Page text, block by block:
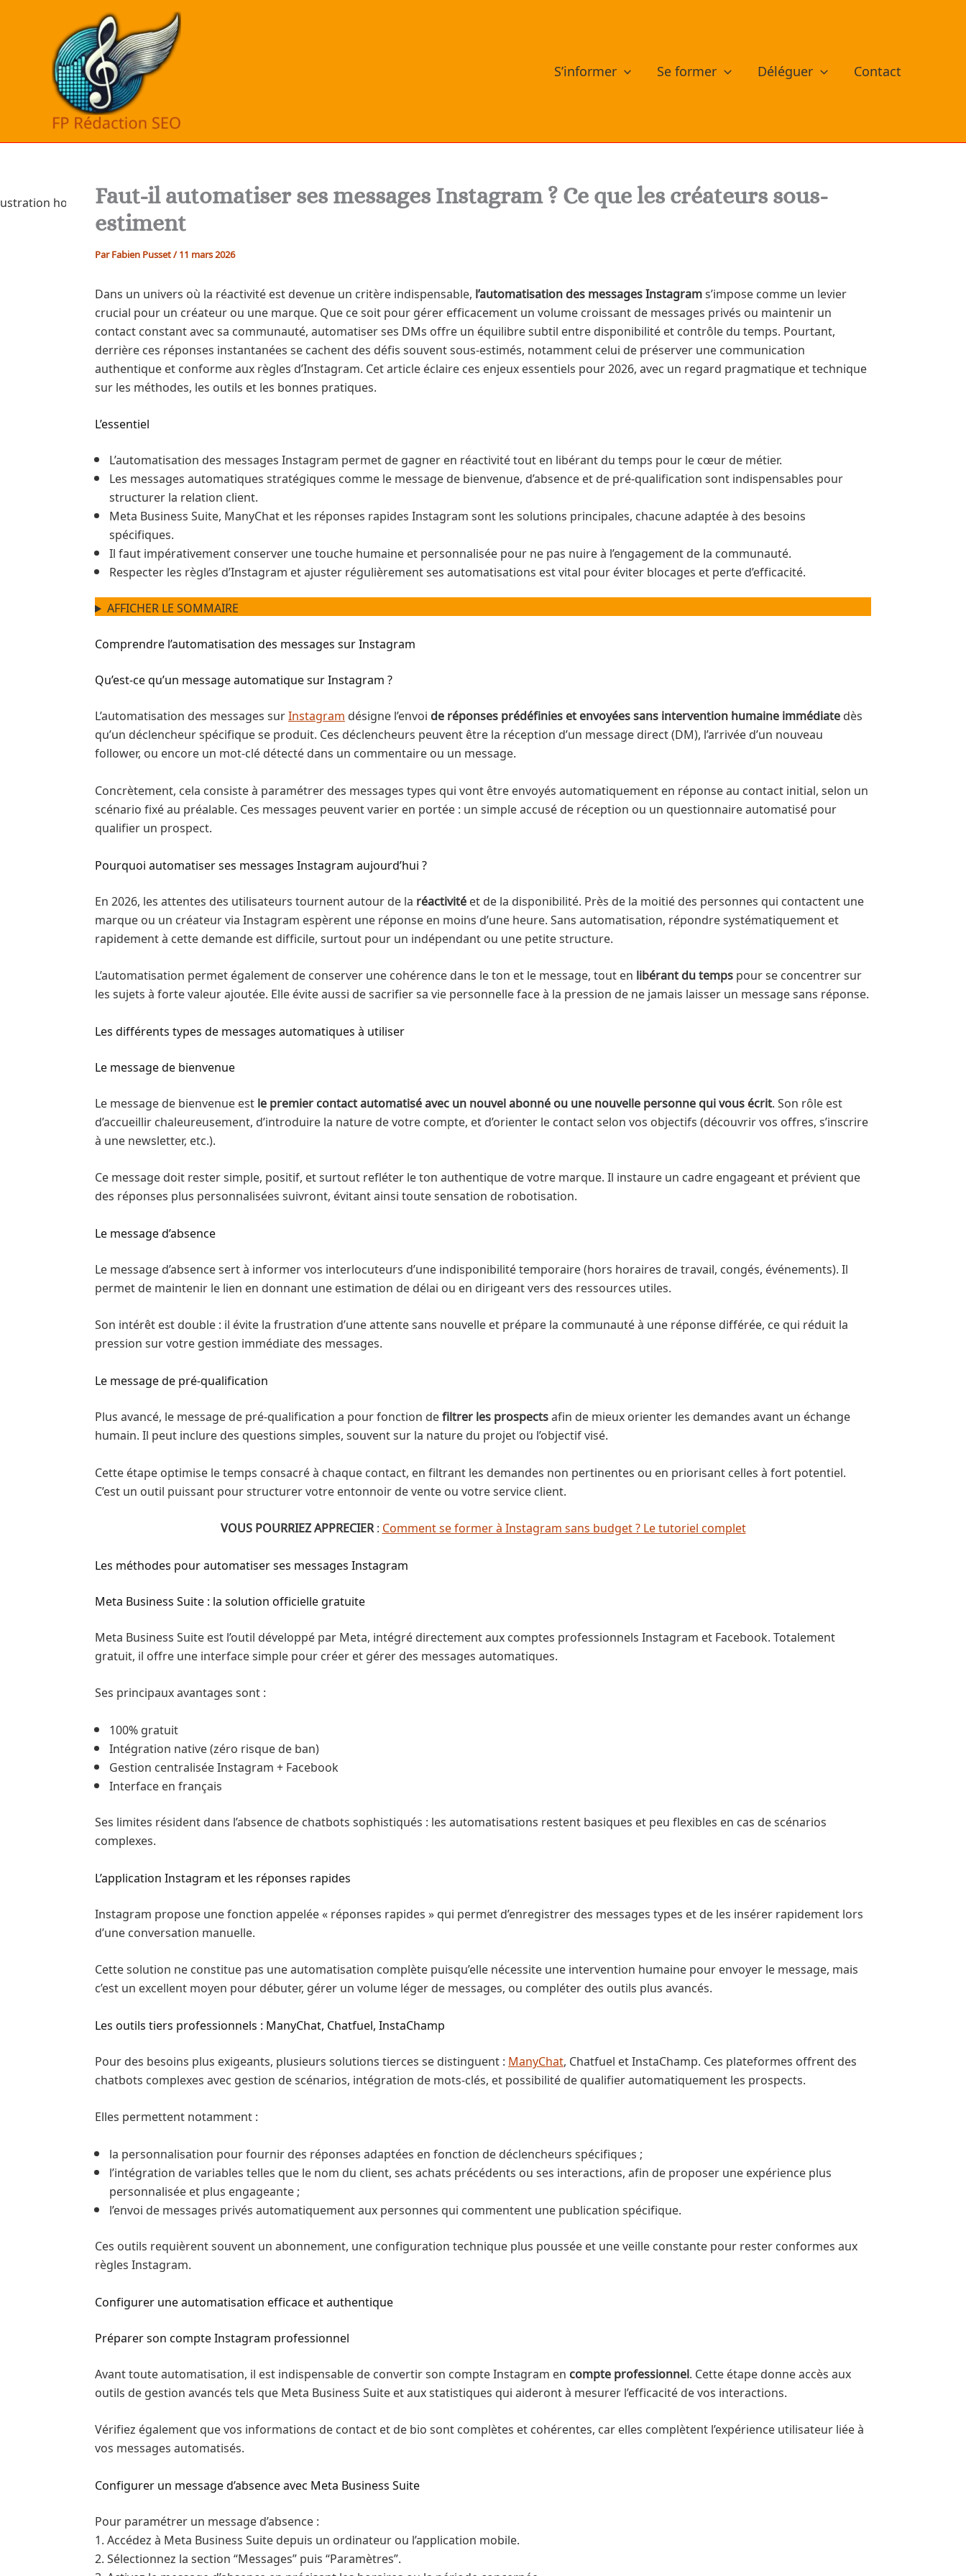
S’informer Se former Déléguer Contact
Faut-il automatiser ses messages Instagram ? Ce que les créateurs sous-
estiment
ParFabien Pusset/11 mars 2026
Dans un univers où la réactivité est devenue un critère indispensable, l’automatisation des messages Instagrams’impose comme un levier
crucial pour un créateur ou une marque. Que ce soit pour gérer efficacement un volume croissant de messages privés ou maintenir un
contact constant avec sa communauté, automatiser ses DMs offre un équilibre subtil entre disponibilité et contrôle du temps. Pourtant,
derrière ces réponses instantanées se cachent des défis souvent sous-estimés, notamment celui de préserver une communication
authentique et conforme aux règles d’Instagram. Cet article éclaire ces enjeux essentiels pour 2026, avec un regard pragmatique et technique
sur les méthodes, les outils et les bonnes pratiques.
L’essentiel
L’automatisation des messages Instagram permet de gagner en réactivité tout en libérant du temps pour le cœur de métier.
Les messages automatiques stratégiques comme le message de bienvenue, d’absence et de pré-qualification sont indispensables pour
structurer la relation client.
Meta Business Suite, ManyChat et les réponses rapides Instagram sont les solutions principales, chacune adaptée à des besoins
spécifiques.
Il faut impérativement conserver une touche humaine et personnalisée pour ne pas nuire à l’engagement de la communauté.
Respecter les règles d’Instagram et ajuster régulièrement ses automatisations est vital pour éviter blocages et perte d’efficacité.
AFFICHER LE SOMMAIRE
Comprendre l’automatisation des messages sur Instagram
Qu’est-ce qu’un message automatique sur Instagram ?
L’automatisation des messages surInstagram désigne l’envoi de réponses prédéfinies et envoyées sans intervention humaine immédiatedès
qu’un déclencheur spécifique se produit. Ces déclencheurs peuvent être la réception d’un message direct (DM), l’arrivée d’un nouveau
follower, ou encore un mot-clé détecté dans un commentaire ou un message.
Concrètement, cela consiste à paramétrer des messages types qui vont être envoyés automatiquement en réponse au contact initial, selon un
scénario fixé au préalable. Ces messages peuvent varier en portée : un simple accusé de réception ou un questionnaire automatisé pour
qualifier un prospect.
Pourquoi automatiser ses messages Instagram aujourd’hui ?
En 2026, les attentes des utilisateurs tournent autour de la réactivitéet de la disponibilité. Près de la moitié des personnes qui contactent une
marque ou un créateur via Instagram espèrent une réponse en moins d’une heure. Sans automatisation, répondre systématiquement et
rapidement à cette demande est difficile, surtout pour un indépendant ou une petite structure.
L’automatisation permet également de conserver une cohérence dans le ton et le message, tout en libérant du tempspour se concentrer sur
les sujets à forte valeur ajoutée. Elle évite aussi de sacrifier sa vie personnelle face à la pression de ne jamais laisser un message sans réponse.
Les différents types de messages automatiques à utiliser
Le message de bienvenue
Le message de bienvenue estle premier contact automatisé avec un nouvel abonné ou une nouvelle personne qui vous écrit. Son rôle est
d’accueillir chaleureusement, d’introduire la nature de votre compte, et d’orienter le contact selon vos objectifs (découvrir vos offres, s’inscrire
à une newsletter, etc.).
Ce message doit rester simple, positif, et surtout refléter le ton authentique de votre marque. Il instaure un cadre engageant et prévient que
des réponses plus personnalisées suivront, évitant ainsi toute sensation de robotisation.
Le message d’absence
Le message d’absence sert à informer vos interlocuteurs d’une indisponibilité temporaire (hors horaires de travail, congés, événements). Il
permet de maintenir le lien en donnant une estimation de délai ou en dirigeant vers des ressources utiles.
Son intérêt est double : il évite la frustration d’une attente sans nouvelle et prépare la communauté à une réponse différée, ce qui réduit la
pression sur votre gestion immédiate des messages.
Le message de pré-qualification
Plus avancé, le message de pré-qualification a pour fonction defiltrer les prospectsafin de mieux orienter les demandes avant un échange
humain. Il peut inclure des questions simples, souvent sur la nature du projet ou l’objectif visé.
Cette étape optimise le temps consacré à chaque contact, en filtrant les demandes non pertinentes ou en priorisant celles à fort potentiel.
C’est un outil puissant pour structurer votre entonnoir de vente ou votre service client.
VOUS POURRIEZ APPRECIER: Comment se former à Instagram sans budget ? Le tutoriel complet
Les méthodes pour automatiser ses messages Instagram
Meta Business Suite : la solution officielle gratuite
Meta Business Suite est l’outil développé par Meta, intégré directement aux comptes professionnels Instagram et Facebook. Totalement
gratuit, il offre une interface simple pour créer et gérer des messages automatiques.
Ses principaux avantages sont :
100% gratuit
Intégration native (zéro risque de ban)
Gestion centralisée Instagram + Facebook
Interface en français
Ses limites résident dans l’absence de chatbots sophistiqués : les automatisations restent basiques et peu flexibles en cas de scénarios
complexes.
L’application Instagram et les réponses rapides
Instagram propose une fonction appelée « réponses rapides » qui permet d’enregistrer des messages types et de les insérer rapidement lors
d’une conversation manuelle.
Cette solution ne constitue pas une automatisation complète puisqu’elle nécessite une intervention humaine pour envoyer le message, mais
c’est un excellent moyen pour débuter, gérer un volume léger de messages, ou compléter des outils plus avancés.
Les outils tiers professionnels : ManyChat, Chatfuel, InstaChamp
Pour des besoins plus exigeants, plusieurs solutions tierces se distinguent : ManyChat, Chatfuel et InstaChamp. Ces plateformes offrent des
chatbots complexes avec gestion de scénarios, intégration de mots-clés, et possibilité de qualifier automatiquement les prospects.
Elles permettent notamment :
la personnalisation pour fournir des réponses adaptées en fonction de déclencheurs spécifiques ;
l’intégration de variables telles que le nom du client, ses achats précédents ou ses interactions, afin de proposer une expérience plus
personnalisée et plus engageante ;
l’envoi de messages privés automatiquement aux personnes qui commentent une publication spécifique.
Ces outils requièrent souvent un abonnement, une configuration technique plus poussée et une veille constante pour rester conformes aux
règles Instagram.
Configurer une automatisation efficace et authentique
Préparer son compte Instagram professionnel
Avant toute automatisation, il est indispensable de convertir son compte Instagram en compte professionnel. Cette étape donne accès aux
outils de gestion avancés tels que Meta Business Suite et aux statistiques qui aideront à mesurer l’efficacité de vos interactions.
Vérifiez également que vos informations de contact et de bio sont complètes et cohérentes, car elles complètent l’expérience utilisateur liée à
vos messages automatisés.
Configurer un message d’absence avec Meta Business Suite
Pour paramétrer un message d’absence :
1. Accédez à Meta Business Suite depuis un ordinateur ou l’application mobile.
2. Sélectionnez la section “Messages” puis “Paramètres”.